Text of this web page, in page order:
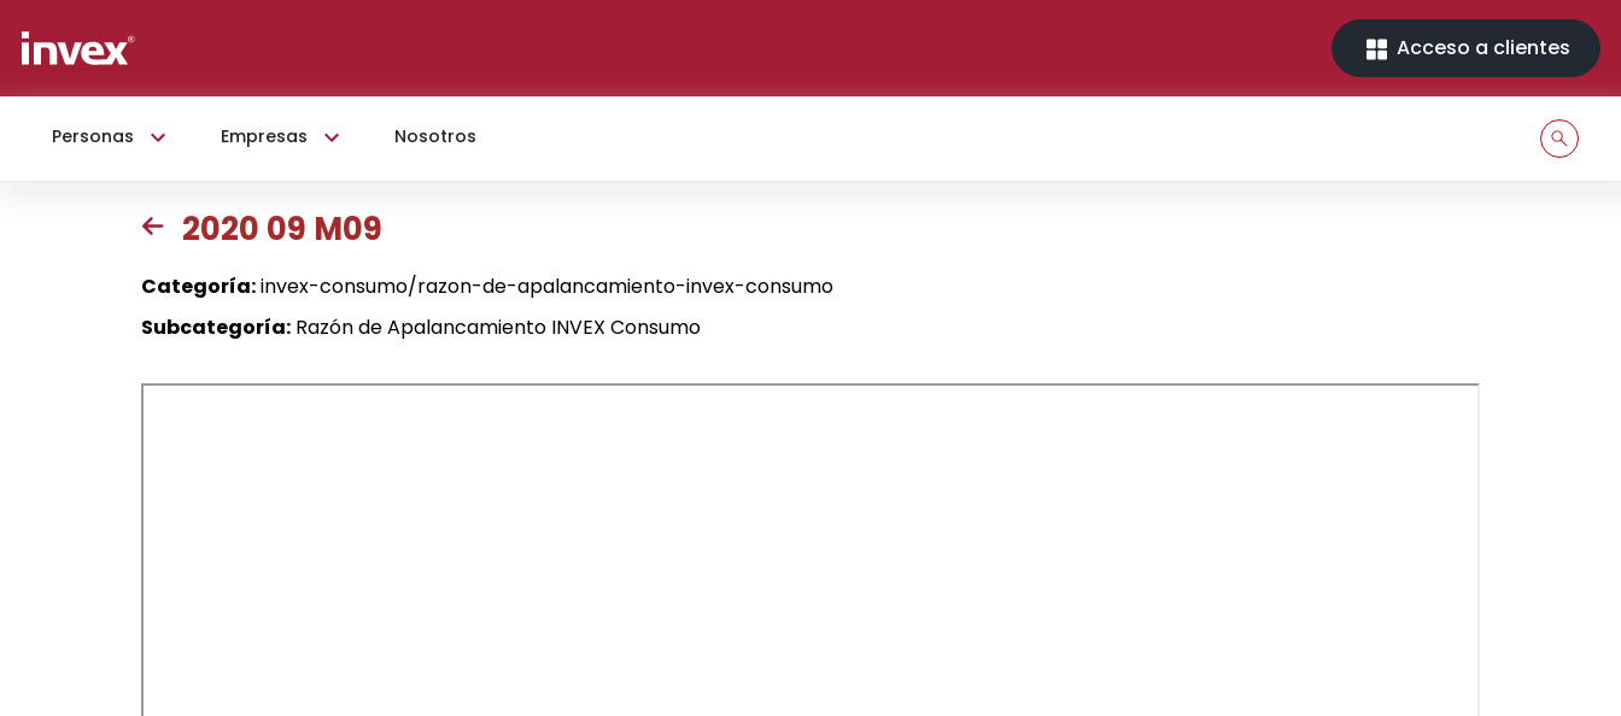
Acceso a clientes
Personas Empresas Nosotros
2020 09 M09
Categoría:invex-consumo/razon-de-apalancamiento-invex-consumo
Subcategoría: Razón de Apalancamiento INVEX Consumo